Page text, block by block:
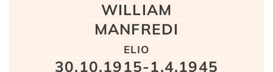
WILLIAM
MANFREDI
elio
30.10.1915-1.4.1945